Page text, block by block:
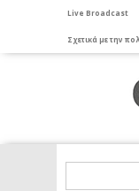
Live Broadcast
Σχετικά με την